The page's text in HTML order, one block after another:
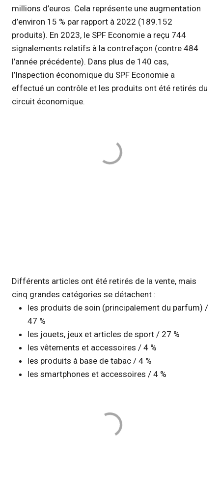
millions d’euros. Cela représente une augmentation
d’environ 15 % par rapport à 2022 (189.152
produits). En 2023, le SPF Economie a reçu 744
signalements relatifs à la contrefaçon (contre 484
l’année précédente). Dans plus de 140 cas,
l’Inspection économique du SPF Economie a
effectué un contrôle et les produits ont été retirés du
circuit économique.
Différents articles ont été retirés de la vente, mais
cinq grandes catégories se détachent :
les produits de soin (principalement du parfum) /
47 %
les jouets, jeux et articles de sport / 27 %
les vêtements et accessoires / 4 %
les produits à base de tabac / 4 %
les smartphones et accessoires / 4 %